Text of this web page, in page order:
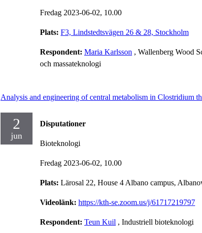
Fredag 2023-06-02, 10.00
Plats: F3, Lindstedtsvägen 26 & 28, Stockholm
Respondent: Maria Karlsson , Wallenberg Wood
och massateknologi
Analysis and engineering of central metabolism in Clostridium
2
jun
Disputationer
Bioteknologi
Fredag 2023-06-02, 10.00
Plats: Lärosal 22, House 4 Albano campus,
Videolänk: https://kth-se.zoom.us/j/61717219797
Respondent: Teun Kuil , Industriell bioteknologi